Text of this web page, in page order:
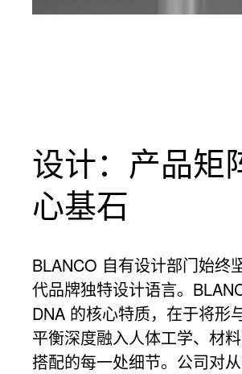
设计：产品矩
心基石
BLANCO 自有设计部门始终
代品牌独特设计语言。
DNA 的核心特质，在于将形
平衡深度融入人体工学、材
搭配的每一处细节。公司对